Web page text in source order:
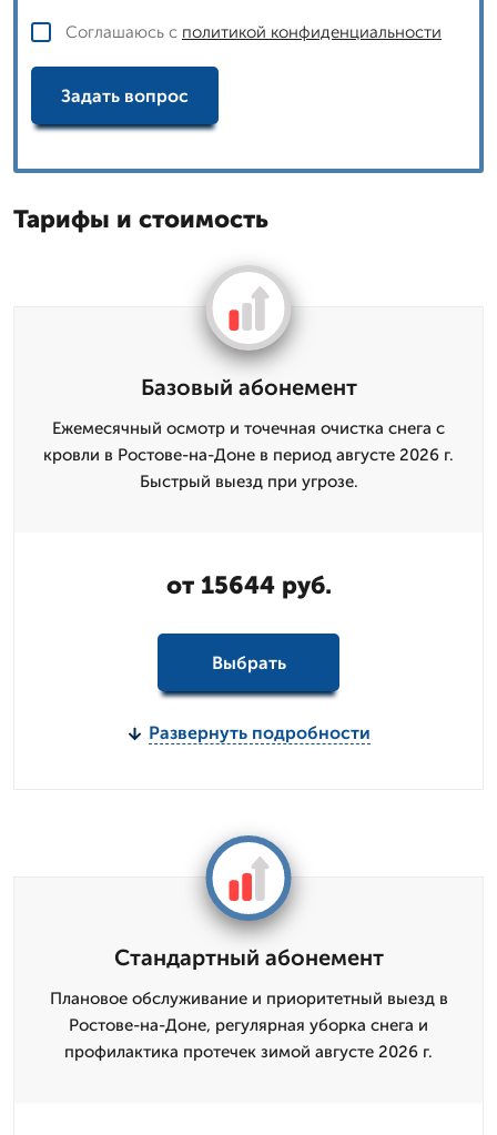
Соглашаюсь с политикой конфиденциальности
Задать вопрос
Тарифы и стоимость
Базовый абонемент
Ежемесячный осмотр и точечная очистка снега с
кровли в Ростове-на-Доне в период августе 2026 г.
Быстрый выезд при угрозе.
от 15644 руб.
Выбрать
Развернуть подробности
Стандартный абонемент
Плановое обслуживание и приоритетный выезд в
Ростове-на-Доне, регулярная уборка снега и
профилактика протечек зимой августе 2026 г.